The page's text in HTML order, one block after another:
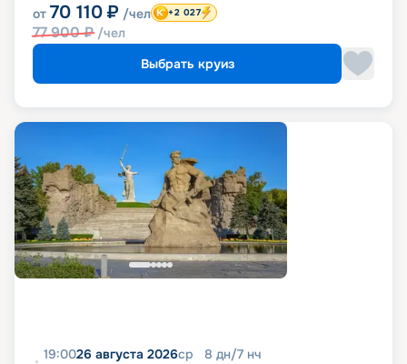
от 70 110 ₽ /чел
77 900₽ /чел
+2 027
Выбрать круиз
19:0026 августа 2026ср 8 дн/7 нч